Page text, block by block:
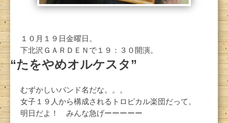
１０月１９日金曜日。
下北沢ＧＡＲＤＥＮで１９：３０開演。
“たをやめオルケスタ”
むずかしいバンド名だな。。。
女子１９人から構成されるトロピカル楽団だって。
明日だよ！ みんな急げーーーーー